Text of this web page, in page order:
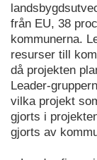
från EU, 38
kommunerna.
resurser till
då projekten
Leader-
vilka projekt
gjorts i
gjorts av